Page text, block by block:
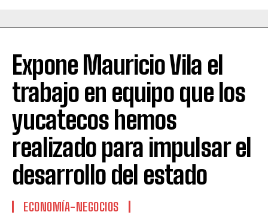
Expone Mauricio Vila el
trabajo en equipo que los
yucatecos hemos
realizado para impulsar el
desarrollo del estado
ECONOMÍA-NEGOCIOS